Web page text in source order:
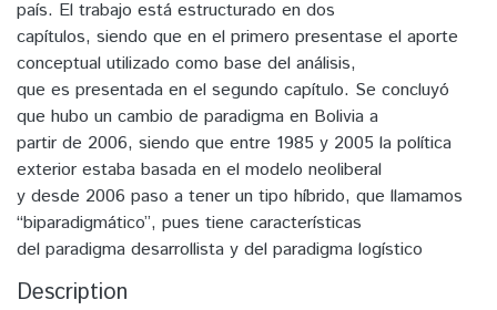
país. El trabajo está estructurado en dos
capítulos, siendo que en el primero presentase el aporte
conceptual utilizado como base del análisis,
que es presentada en el segundo capítulo. Se concluyó
que hubo un cambio de paradigma en Bolivia a
partir de 2006, siendo que entre 1985 y 2005 la política
exterior estaba basada en el modelo neoliberal
y desde 2006 paso a tener un tipo híbrido, que llamamos
“biparadigmático”, pues tiene características
del paradigma desarrollista y del paradigma logístico
Description